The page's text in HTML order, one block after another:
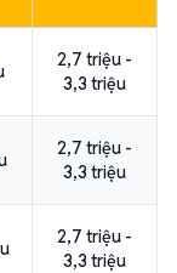
2,7 triệu -
3,3 triệu
2,7 triệu -
3,3 triệu
2,7 triệu -
3,3 triệu